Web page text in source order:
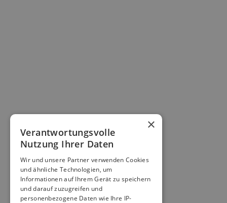
×
Verantwortungsvolle
Nutzung Ihrer Daten
Wir und unsere Partner verwenden Cookies
und ähnliche Technologien, um
Informationen auf Ihrem Gerät zu speichern
und darauf zuzugreifen und
personenbezogene Daten wie Ihre IP-